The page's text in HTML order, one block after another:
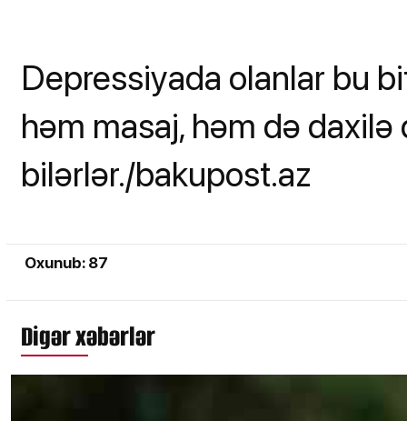
Depressiyada olanlar bu
həm masaj, həm də
bilərlər./bakupost.az
Oxunub: 87
Digər xəbərlər